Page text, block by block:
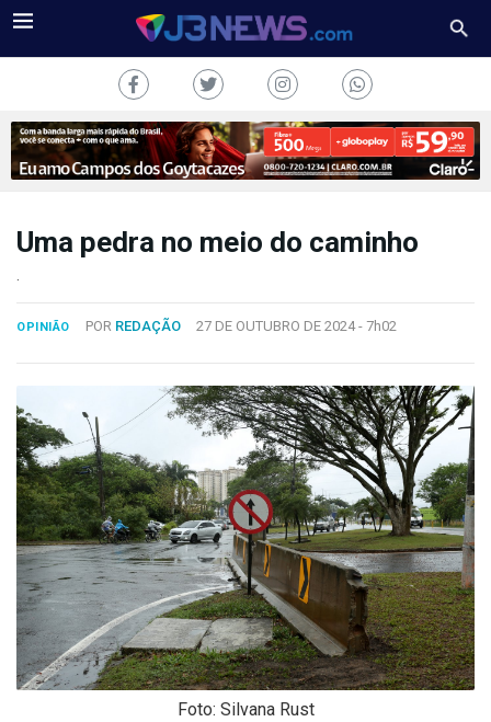
TV
CONOSCO
Copyright
2024
Desenvolvido
por
Hesea
Tecnologia
Sistemas
Uma pedra no meio do caminho
OPINIÃO POR REDAÇÃO 27 DE OUTUBRO DE 2024 - 7h02
Foto: Silvana Rust